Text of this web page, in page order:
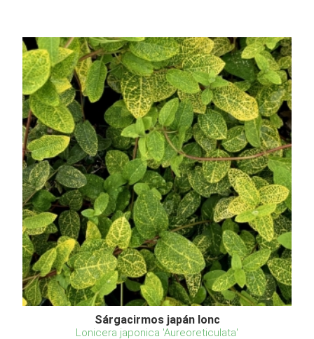
Sárgacirmos japán lonc
Lonicera japonica 'Aureoreticulata'